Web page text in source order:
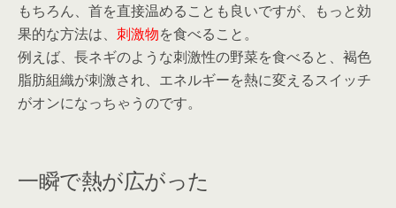
もちろん、首を直接温めることも良いですが、もっと効
果的な方法は、 刺激物を食べること。
例えば、長ネギのような刺激性の野菜を食べると、褐色
脂肪組織が刺激され、エネルギーを熱に変えるスイッチ
がオンになっちゃうのです。
一瞬で熱が広がった